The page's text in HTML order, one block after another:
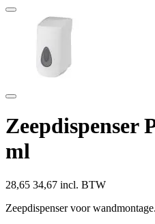
Zeepdispenser
ml
28,65 34,67 incl. BTW
Zeepdispenser voor wandmontage.